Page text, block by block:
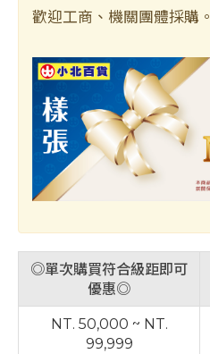
歡迎工商、機關團體採購。
◎單次購買符合級距即可
優惠◎
NT. 50,000 ~ NT.
99,999